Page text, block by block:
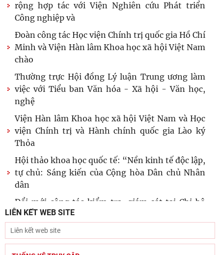
TIN TỨC - SỰ KIỆN
HÀNH CHÍNH - TỔ CHỨC - ĐOÀN THỂ
HỢP TÁC QUỐC TẾ
CÔNG KHAI
CHUYỂN ĐỔI SỐ
Viện Hàn lâm Khoa học xã hội Việt Nam mở
rộng hợp tác với Viện Nghiên cứu Phát triển
Công nghiệp và
Đoàn công tác Học viện Chính trị quốc gia Hồ Chí
Minh và Viện Hàn lâm Khoa học xã hội Việt Nam
chào
Thường trực Hội đồng Lý luận Trung ương làm
việc với Tiểu ban Văn hóa - Xã hội - Văn học,
nghệ